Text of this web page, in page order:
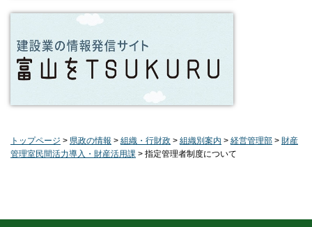
トップページ > 県政の情報 > 組織・行財政 > 組織別案内 > 経営管理部 > 財産
管理室民間活力導入・財産活用課 > 指定管理者制度について